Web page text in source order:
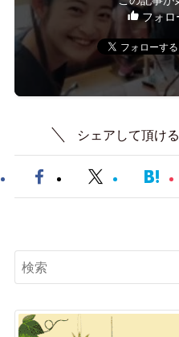
フォロ
シェアして頂け